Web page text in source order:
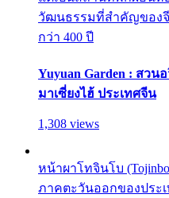
วัฒนธรรมที่สำคัญของ
กว่า 400 ปี
Yuyuan Garden : สว
มาเซี่ยงไฮ้ ประเทศจีน
1,308 views
หน้าผาโทจินโบ
ภาคตะวันออกของประ